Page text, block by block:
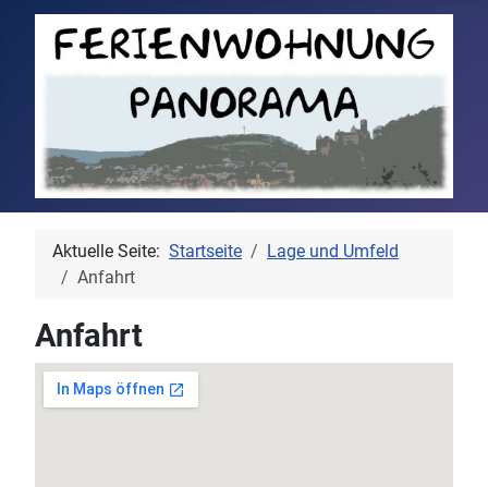
Aktuelle Seite: Startseite
Lage und Umfeld
Anfahrt
Anfahrt